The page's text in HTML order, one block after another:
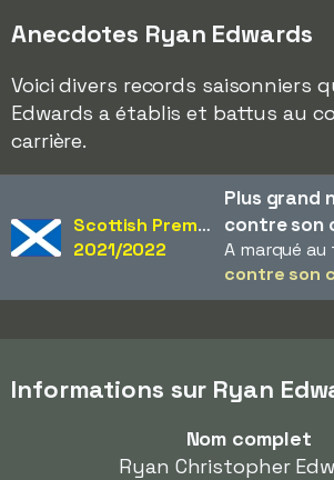
Anecdotes Ryan Edwards
Voici divers records saisonniers
Edwards a établis et battus au
carrière.
Scottish Premiership
2021/2022
Plus grand
contre son
A marqué
contre son
Informations sur Ryan
Nom complet
Ryan Christopher